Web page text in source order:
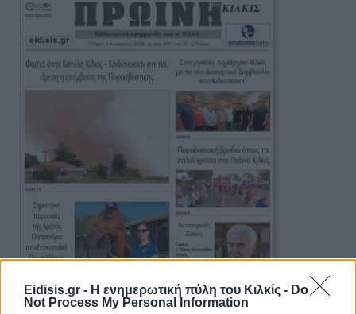
Eidisis.gr - Η ενημερωτική πύλη του Κιλκίς - Do
Not Process My Personal Information